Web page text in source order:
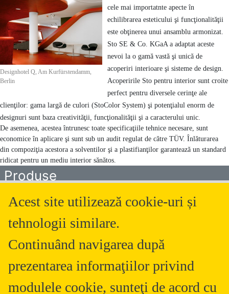
Designhotel Q, Am Kurfürstendamm,
Berlin
cele mai importatnte apecte în
echilibrarea esteticului şi funcţionalităţii
este obţinerea unui ansamblu armonizat.
Sto SE & Co. KGaA a adaptat aceste
nevoi la o gamă vastă şi unică de
acoperiri interioare şi sisteme de design.
Acoperirile Sto pentru interior sunt croite
perfect pentru diversele cerinţe ale
clienţilor: gama largă de culori (StoColor System) şi potenţialul enorm de
designuri sunt baza creativităţii, funcţionalităţii şi a caracterului unic.
De asemenea, acestea întrunesc toate specificaţiile tehnice necesare, sunt
economice în aplicare şi sunt sub un audit regulat de către TÜV. Înlăturarea
din compoziţia acestora a solventilor şi a plastifianţilor garantează un standard
ridicat pentru un mediu interior sănătos.
Produse
1-1 din 1 «
Polistiren Grafitat Sto-Polystyrol-Hartschaumplatte TOP 80
Placă termoizolantă din polistiren expandat, grafitat în conformitate
Acest site utilizează cookie-uri și
tehnologii similare.
Continuând navigarea după
prezentarea informaţiilor privind
modulele cookie, sunteţi de acord cu